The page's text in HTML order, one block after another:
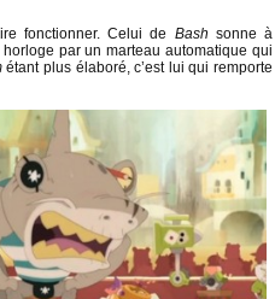
fonctionner. Celui de Bash sonne à
par un marteau automatique qui
étant plus élaboré, c’est lui qui remporte